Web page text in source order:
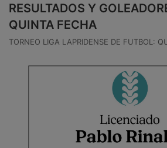
RESULTADOS Y
QUINTA FECHA
TORNEO LIGA LAPRIDENSE DE FUTBOL: